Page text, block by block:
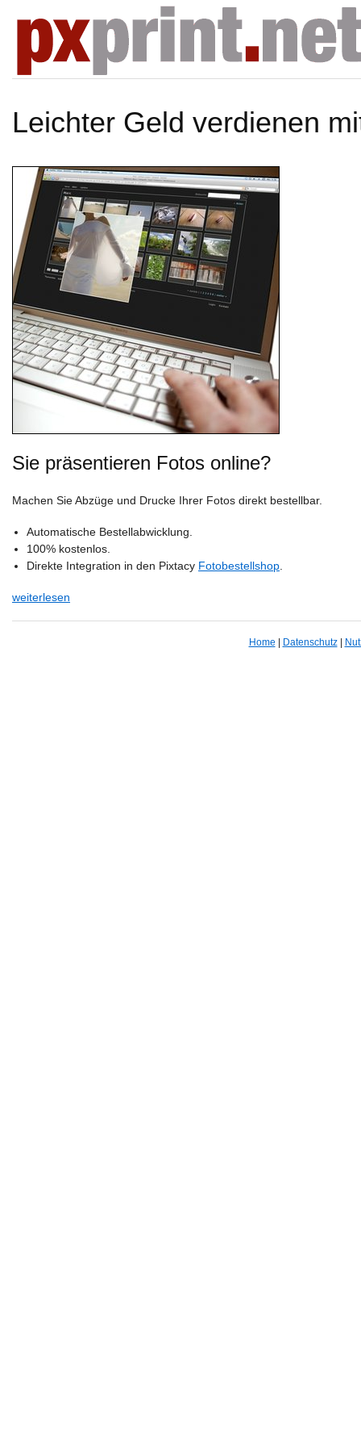
Leichter Geld verdienen
Sie präsentieren Fotos online?
Machen Sie Abzüge und Drucke Ihrer Fotos direkt bestellbar.
Automatische Bestellabwicklung.
100% kostenlos.
Direkte Integration in den Pixtacy Fotobestellshop
weiterlesen
Home Datenschutz|